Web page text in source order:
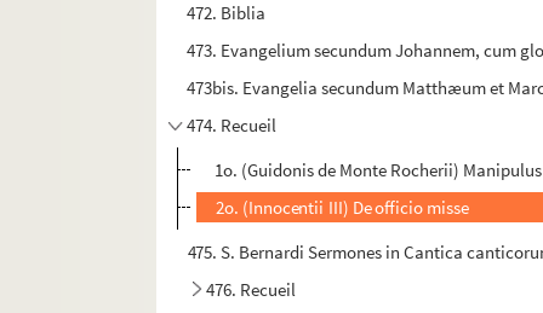
472. Biblia
473. Evangelium secundum Johannem, cum
473bis. Evangelia secundum Matthæum et
474. Recueil
1o. (Guidonis de Monte Rocherii)
2o. (Innocentii III) De officio misse
475. S. Bernardi Sermones in Cantica
476. Recueil